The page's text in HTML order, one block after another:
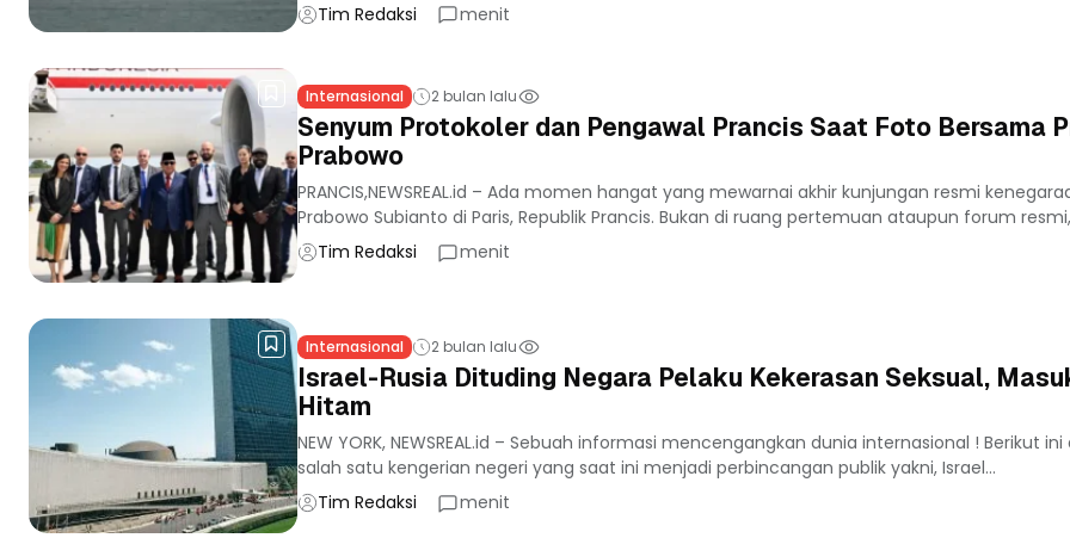
Tim Redaksi
menit
Internasional 2 bulan lalu
Senyum Protokoler dan Pengawal Prancis Saat Foto Bersama
Prabowo
PRANCIS,NEWSREAL.id – Ada momen hangat yang mewarnai akhir kunjungan resmi
Prabowo Subianto di Paris, Republik Prancis. Bukan di ruang pertemuan ataupun forum
Tim Redaksi
menit
Internasional 2 bulan lalu
Israel-Rusia Dituding Negara Pelaku Kekerasan Seksual,
Hitam
NEW YORK, NEWSREAL.id – Sebuah informasi mencengangkan dunia internasional ! Berikut
salah satu kengerian negeri yang saat ini menjadi perbincangan publik yakni, Israel...
Tim Redaksi
menit